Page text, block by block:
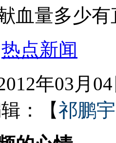
易
民合力深夜将其击毙
下狠手拳打脚踢
应
血量多少
热点新闻
年03月
：【祁鹏宇